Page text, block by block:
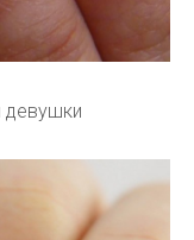
девушки